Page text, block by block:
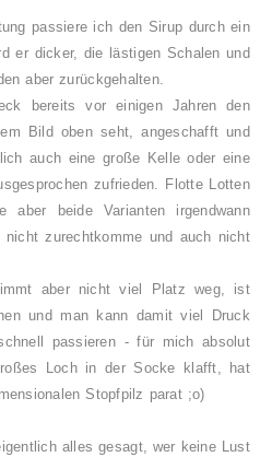
passiere ich den Sirup durch ein
er dicker, die lästigen Schalen und
aber zurückgehalten.
bereits vor einigen Jahren den
Bild oben seht, angeschafft und
auch eine große Kelle oder eine
zufrieden. Flotte Lotten
beide Varianten irgendwann
zurechtkomme und auch nicht
aber nicht viel Platz weg, ist
und man kann damit viel Druck
passieren - für mich absolut
Loch in der Socke klafft, hat
Stopfpilz parat ;o)
alles gesagt, wer keine Lust